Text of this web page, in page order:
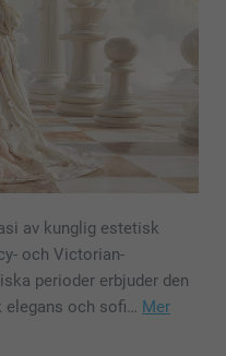
av kunglig estetisk
och Victorian-
perioder erbjuder den
elegans och sofi… Mer